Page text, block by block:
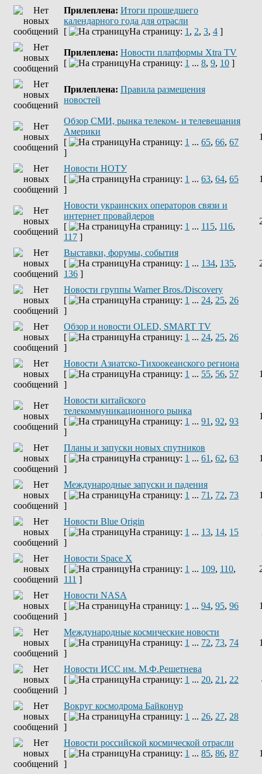
Прилеплена: Итоги прошедшего
календарного года для отрасли
[
На страницу: 1 , 2, 3, 4 ]
Прилеплена: Новости платформы Xtra TV
[
На страницу: 1 ... 8, 9, 10 ]
Прилеплена: Правила размещения
новостей
Обзор СМИ, рынка телеком- и телевещания
Америки
[
На страницу: 1 ... 65, 66, 67
]
Новости НОТУ
[
На страницу: 1 ... 63, 64, 65
]
Новости украинских операторов связи и
интернет провайдеров
[
На страницу: 1 ... 115, 116,
117 ]
Выставки, форумы, события
[
На страницу: 1 ... 134, 135,
136 ]
Новости группы Warner Bros./Discovery
[
На страницу: 1 ... 24, 25, 26
]
Обзор и новости OLED, SMART TV
[
На страницу: 1 ... 24, 25, 26
]
Новости Азиатско-Тихоокеанского региона
[
На страницу: 1 ... 55, 56, 57
]
Новости китайского
телекоммуникационного рынка
[
На страницу: 1 ... 91 , 92, 93
]
Планы и запуски новых спутников
[
На страницу: 1 ... 61 , 62, 63
]
Международные запуски и падения
[
На страницу: 1 ... 71 , 72, 73
]
Новости Blue Origin
[
На страницу: 1 ... 13, 14, 15
]
Новости Space X
[
На страницу: 1 ... 109, 110,
111 ]
Новости NASA
[
На страницу: 1 ... 94, 95, 96
]
Международные космические новости
[
На страницу: 1 ... 72, 73, 74
]
Новости ИСС им. М.Ф.Решетнева
[
На страницу: 1 ... 20, 21 , 22
]
Вокруг космодрома Байконур
[
На страницу: 1 ... 26, 27, 28
]
Новости российской космической отрасли
[
На страницу: 1 ... 85, 86, 87
]